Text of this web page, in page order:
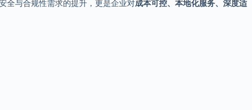
全与合规性需求的提升，更是企业对成本可控、本地化服务、深度适